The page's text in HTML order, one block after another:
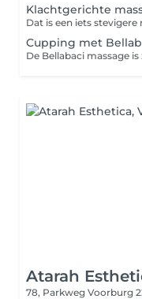
Klachtgerichte
Cupping met
Atarah
78, Parkweg Voorburg